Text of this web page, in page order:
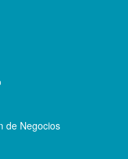
de Negocios